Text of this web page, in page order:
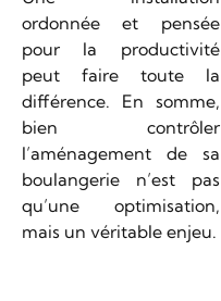
ordonnée et pensée
pour la productivité
peut faire toute la
différence. En somme,
bien contrôler
l’aménagement de sa
boulangerie n’est pas
qu’une optimisation,
mais un véritable enjeu.